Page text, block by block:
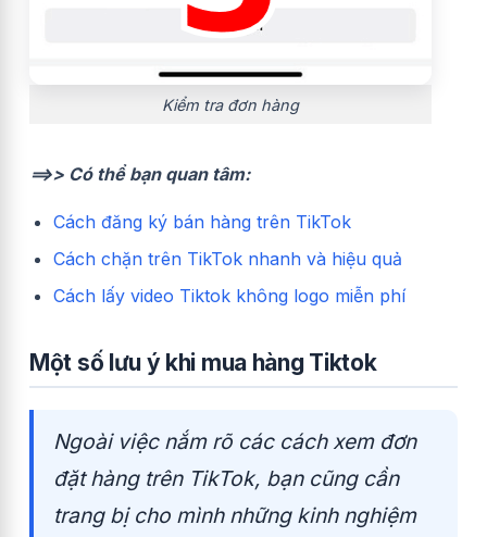
Kiểm tra đơn hàng
==>> Có thể bạn quan tâm:
Cách đăng ký bán hàng trên TikTok
Cách chặn trên TikTok nhanh và hiệu quả
Cách lấy video Tiktok không logo miễn phí
Một số lưu ý khi mua hàng Tiktok
Ngoài việc nắm rõ các cách xem đơn
đặt hàng trên TikTok, bạn cũng cần
trang bị cho mình những kinh nghiệm